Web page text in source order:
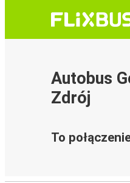
Autobus
Zdrój
To